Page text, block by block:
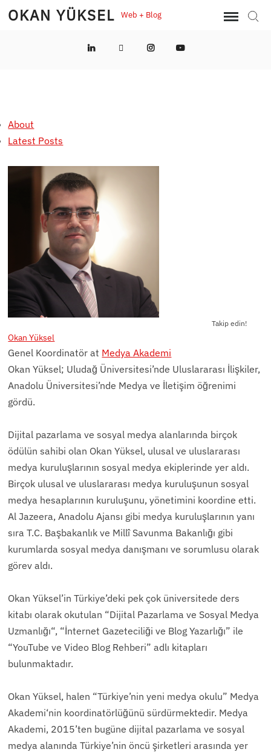
SkipOKAN YÜKSEL Web + Blog
LinkedInTwitterInstagramYouTube
About
Latest Posts
Takip edin!
Okan Yüksel
Genel Koordinatör at Medya Akademi
Okan Yüksel; Uludağ Üniversitesi’nde Uluslararası İlişkiler,
Anadolu Üniversitesi’nde Medya ve İletişim öğrenimi
gördü.
Dijital pazarlama ve sosyal medya alanlarında birçok
ödülün sahibi olan Okan Yüksel, ulusal ve uluslararası
medya kuruluşlarının sosyal medya ekiplerinde yer aldı.
Birçok ulusal ve uluslararası medya kuruluşunun sosyal
medya hesaplarının kuruluşunu, yönetimini koordine etti.
Al Jazeera, Anadolu Ajansı gibi medya kuruluşlarının yanı
sıra T.C. Başbakanlık ve Millî Savunma Bakanlığı gibi
kurumlarda sosyal medya danışmanı ve sorumlusu olarak
görev aldı.
Okan Yüksel’in Türkiye’deki pek çok üniversitede ders
kitabı olarak okutulan “Dijital Pazarlama ve Sosyal Medya
Uzmanlığı“, “İnternet Gazeteciliği ve Blog Yazarlığı” ile
“YouTube ve Video Blog Rehberi” adlı kitapları
bulunmaktadır.
Okan Yüksel, halen “Türkiye’nin yeni medya okulu” Medya
Akademi‘nin koordinatörlüğünü sürdürmektedir. Medya
Akademi, 2015’ten bugüne dijital pazarlama ve sosyal
medya alanında Türkiye’nin öncü şirketleri arasında yer